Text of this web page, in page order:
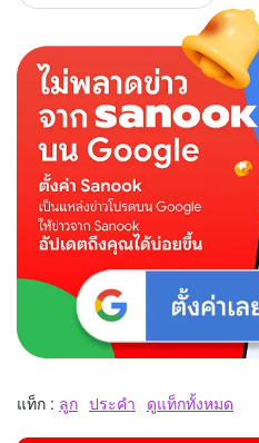
แท็ก : ลูก ประคำ ดูแท็กทั้งหมด